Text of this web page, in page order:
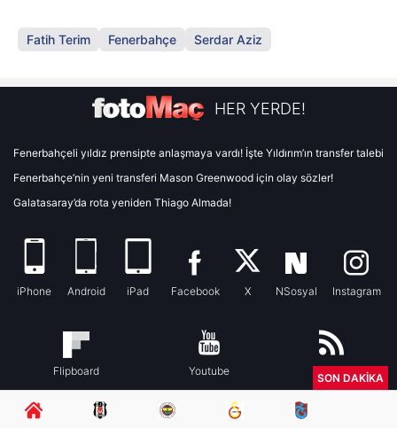
Fatih Terim Fenerbahçe Serdar Aziz
HER YERDE!
Fenerbahçeli yıldız prensipte anlaşmaya vardı! İşte Yıldırım’ın transfer talebi
Fenerbahçe’nin yeni transferi Mason Greenwood için olay sözler!
Galatasaray’da rota yeniden Thiago Almada!
iPhone Android iPad Facebook X NSosyal Instagram
Flipboard Youtube RSS
SON DAKİKA